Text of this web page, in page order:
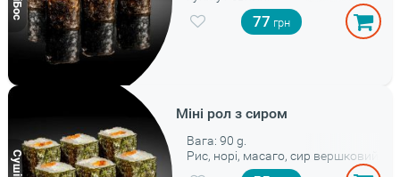
77
Міні рол з сиром
Вага: 90 g.
Рис, норі, масаго, сир вершковий